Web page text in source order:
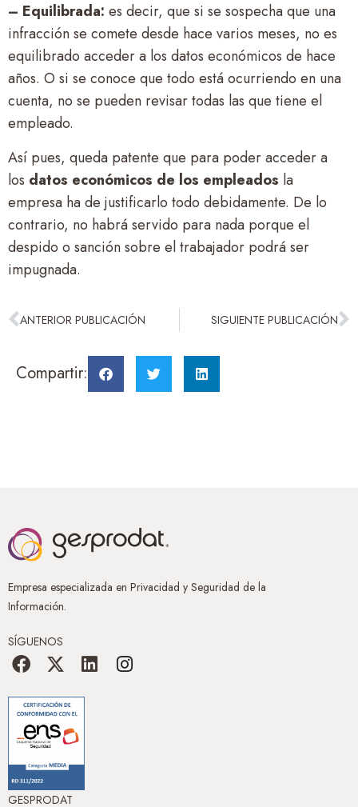
– Equilibrada: es decir, que si se sospecha que una
infracción se comete desde hace varios meses, no es
equilibrado acceder a los datos económicos de hace
años. O si se conoce que todo está ocurriendo en una
cuenta, no se pueden revisar todas las que tiene el
empleado.
Así pues, queda patente que para poder acceder a
los datos económicos de los empleados la
empresa ha de justificarlo todo debidamente. De lo
contrario, no habrá servido para nada porque el
despido o sanción sobre el trabajador podrá ser
impugnada.
ANTERIOR PUBLICACIÓN SIGUIENTE PUBLICACIÓN
Compartir:
Empresa especializada en Privacidad y Seguridad de la
Información.
SÍGUENOS
GESPRODAT